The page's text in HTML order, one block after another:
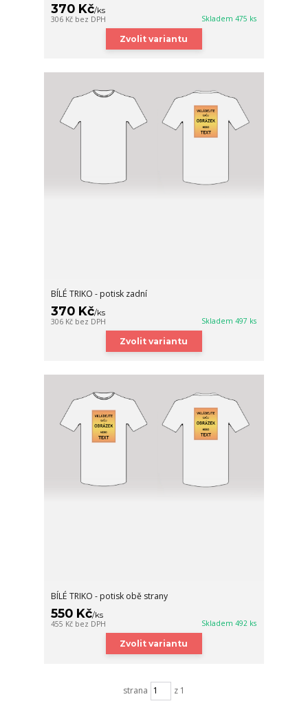
370 Kč/ks
306 Kč bez DPH Skladem 475 ks
Zvolit variantu
BÍLÉ TRIKO - potisk zadní
370 Kč/ks
306 Kč bez DPH Skladem 497 ks
Zvolit variantu
BÍLÉ TRIKO - potisk obě strany
550 Kč/ks
455 Kč bez DPH Skladem 492 ks
Zvolit variantu
strana z 1